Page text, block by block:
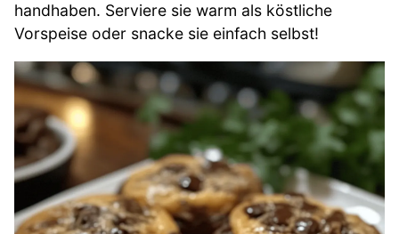
handhaben. Serviere sie warm als köstliche
Vorspeise oder snacke sie einfach selbst!